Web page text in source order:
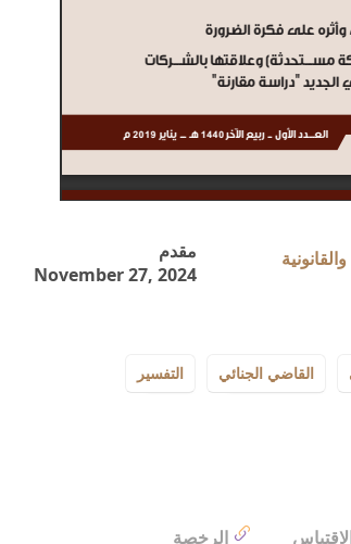
مقدم
November 27, 2024
القاضي الجنائي التفسير
الرخصة